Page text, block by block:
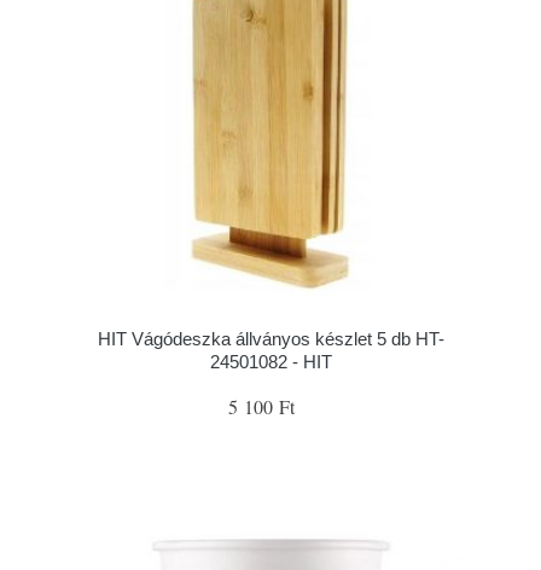
HIT Vágódeszka állványos készlet 5 db HT-
24501082 - HIT
5 100 Ft